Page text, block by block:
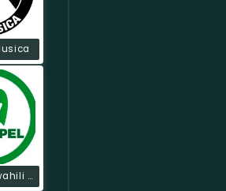
Tzgospel Swahili (colombia)